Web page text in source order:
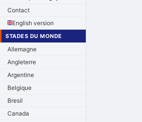
Contact
English version
STADES DU MONDE
Allemagne
Angleterre
Argentine
Belgique
Bresil
Canada